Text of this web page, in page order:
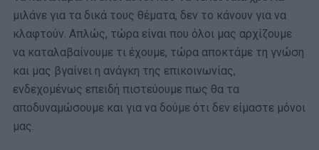
μιλάνε για τα δικά τους θέματα, δεν το κάνουν για να
κλαφτούν. Απλώς, τώρα είναι που όλοι μας αρχίζουμε
να καταλαβαίνουμε τι έχουμε, τώρα αποκτάμε τη γνώση
και μας βγαίνει η ανάγκη της επικοινωνίας,
ενδεχομένως επειδή πιστεύουμε πως θα τα
αποδυναμώσουμε και για να δούμε ότι δεν είμαστε μόνοι
μας.